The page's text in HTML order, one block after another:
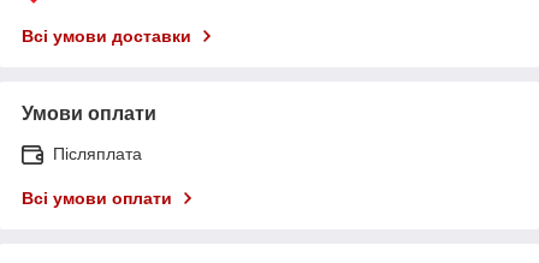
Всі умови доставки
Умови оплати
Післяплата
Всі умови оплати